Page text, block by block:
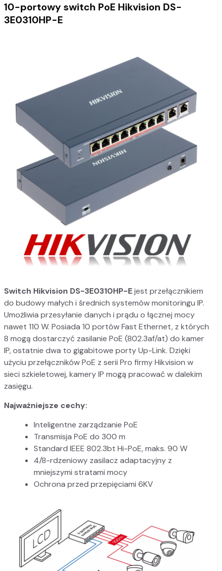
10-portowy switch PoE Hikvision DS-
3E0310HP-E
Switch Hikvision DS-3E0310HP-Ejest przełącznikiem
do budowy małych i średnich systemów monitoringu IP.
Umożliwia przesyłanie danych i prądu o łącznej mocy
nawet 110 W. Posiada 10 portów Fast Ethernet, z których
8 mogą dostarczyć zasilanie PoE (802.3af/at) do kamer
IP, ostatnie dwa to gigabitowe porty Up-Link. Dzięki
użyciu przełączników PoE z serii Pro firmy Hikvision w
sieci szkieletowej, kamery IP mogą pracować w dalekim
zasięgu.
Najważniejsze cechy:
Inteligentne zarządzanie PoE
Transmisja PoE do 300 m
Standard IEEE 802.3bt Hi-PoE, maks. 90 W
4/8-rdzeniowy zasilacz adaptacyjny z
mniejszymi stratami mocy
Ochrona przed przepięciami 6KV